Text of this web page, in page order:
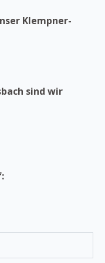
Klempner-
sind wir